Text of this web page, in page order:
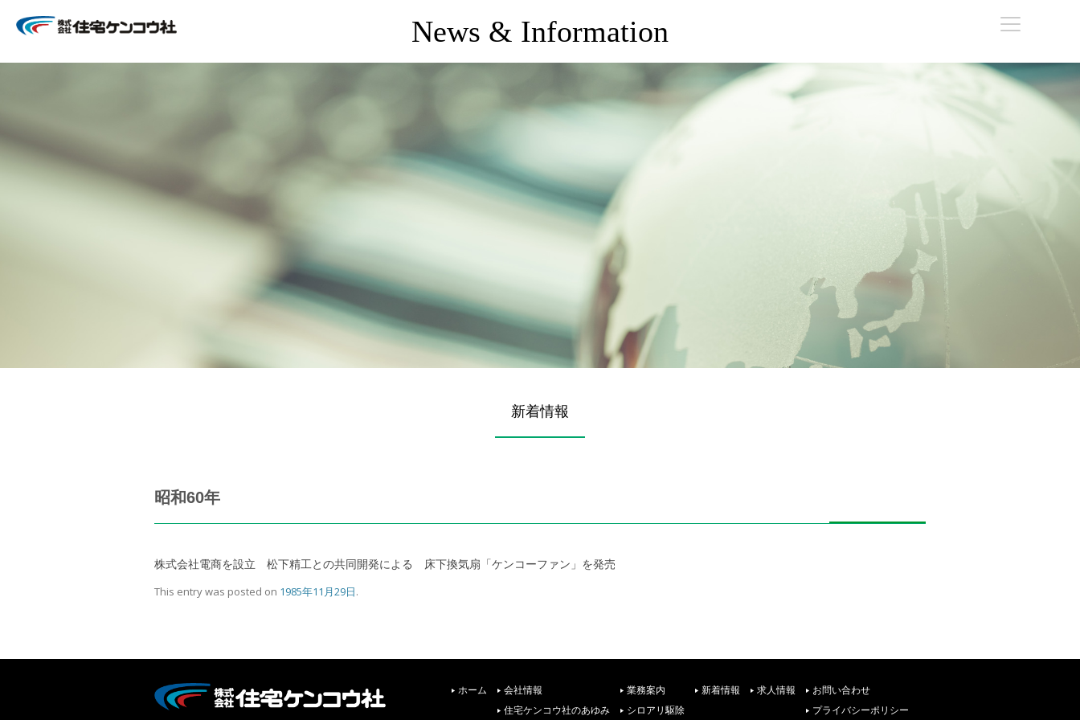
住宅ケンコウ社 News & Information
新着情報
昭和60年
株式会社電商を設立 松下精工との共同開発による 床下換気扇「ケンコーファン」を発売
This entry was posted on 1985年11月29日.
ホーム
会社情報
住宅ケンコウ社のあゆみ
業務案内
シロアリ駆除
新着情報 求人情報
お問い合わせ
プライバシーポリシー